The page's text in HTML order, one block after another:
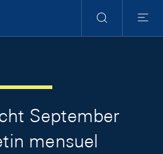
Ricerca
Menu
September
mensuel